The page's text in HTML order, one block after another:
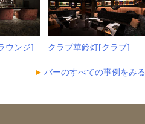
ウンジ] クラブ華鈴灯[クラブ]
バーのすべての事例をみる